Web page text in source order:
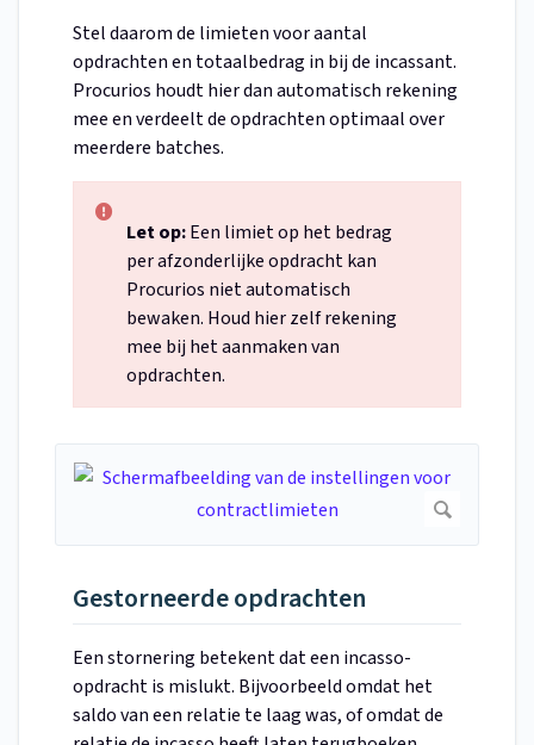
Stel daarom de limieten voor aantal
opdrachten en totaalbedrag in bij de incassant.
Procurios houdt hier dan automatisch rekening
mee en verdeelt de opdrachten optimaal over
meerdere batches.
Let op:Een limiet op het bedrag
per afzonderlijke opdracht kan
Procurios niet automatisch
bewaken. Houd hier zelf rekening
mee bij het aanmaken van
opdrachten.
Gestorneerde opdrachten
Een stornering betekent dat een incasso-
opdracht is mislukt. Bijvoorbeeld omdat het
saldo van een relatie te laag was, of omdat de